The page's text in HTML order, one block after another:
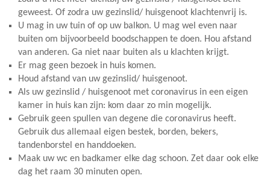
geweest. Of zodra uw gezinslid/ huisgenoot klachtenvrij is.
U mag in uw tuin of op uw balkon. U mag wel even naar
buiten om bijvoorbeeld boodschappen te doen. Hou afstand
van anderen. Ga niet naar buiten als u klachten krijgt.
Er mag geen bezoek in huis komen.
Houd afstand van uw gezinslid/ huisgenoot.
Als uw gezinslid / huisgenoot met coronavirus in een eigen
kamer in huis kan zijn: kom daar zo min mogelijk.
Gebruik geen spullen van degene die coronavirus heeft.
Gebruik dus allemaal eigen bestek, borden, bekers,
tandenborstel en handdoeken.
Maak uw wc en badkamer elke dag schoon. Zet daar ook elke
dag het raam 30 minuten open.